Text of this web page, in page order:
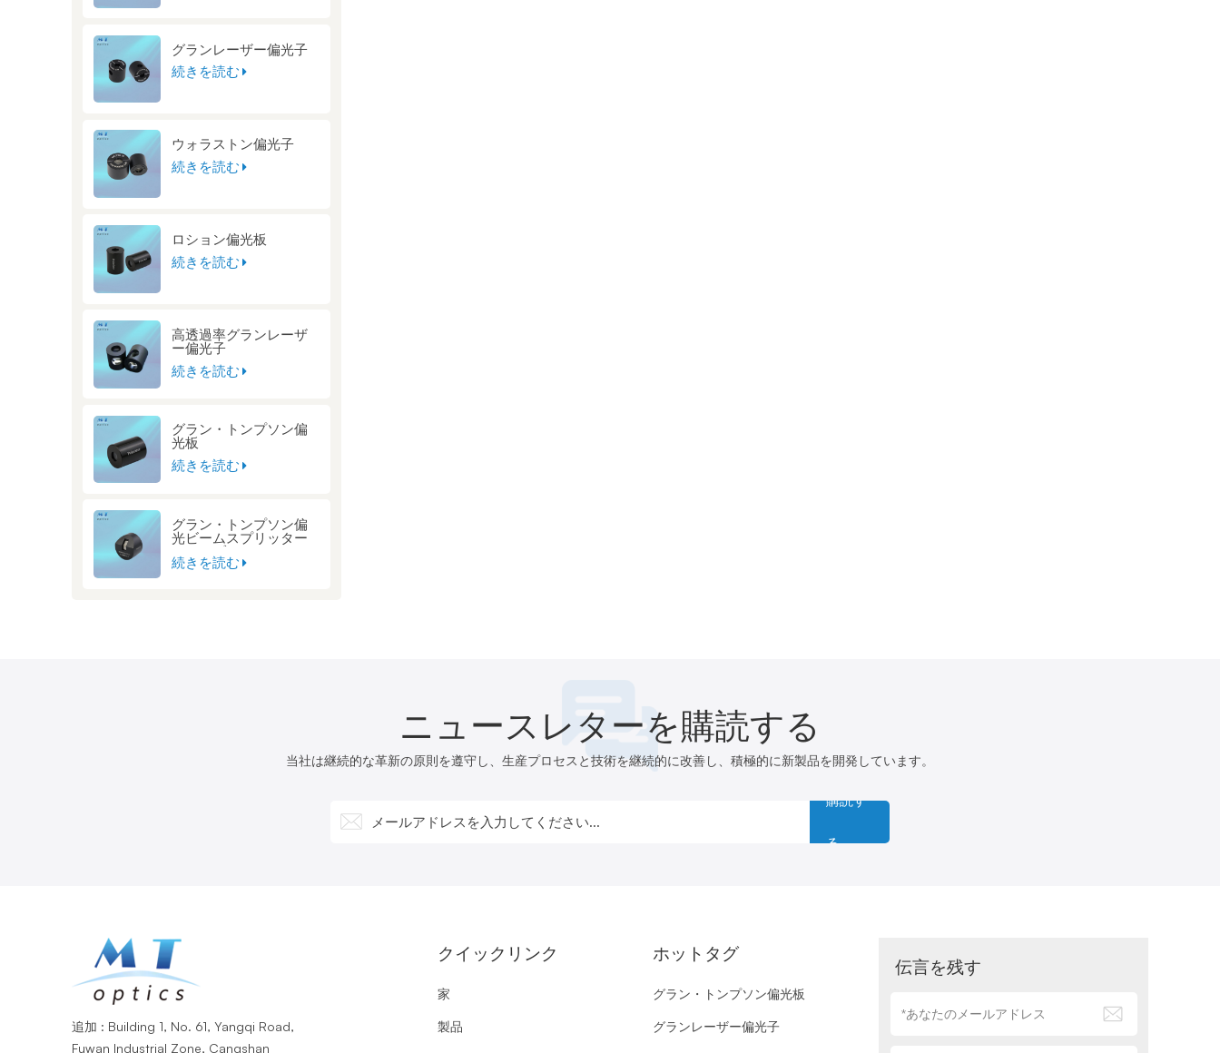
グランレーザー偏光子
続きを読む
ウォラストン偏光子
続きを読む
ロション偏光板
続きを読む
高透過率グランレーザ
ー偏光子
続きを読む
グラン・トンプソン偏
光板
続きを読む
グラン・トンプソン偏
光ビームスプリッター
キューブ
続きを読む
ニュースレターを購読する
当社は継続的な革新の原則を遵守し、生産プロセスと技術を継続的に改善し、積極的に新製品を開発しています。
購読す
る
追加 : Building 1, No. 61, Yangqi Road,
Fuwan Industrial Zone, Cangshan
クイックリンク
家
製品
ホットタグ
グラン・トンプソン偏光板
グランレーザー偏光子
伝言を残す